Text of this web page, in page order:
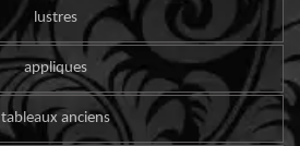
lustres
appliques
tableaux anciens